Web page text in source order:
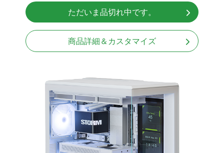
無線LAN Bluetooth対応
Windows11 Home 64bit
ただいま品切れ中です。
商品詳細＆カスタマイズ